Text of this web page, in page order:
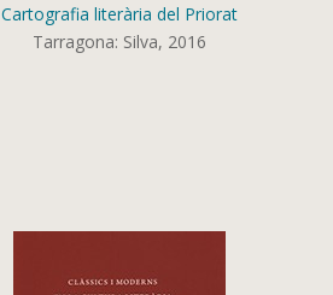
Cartografia literària del Priorat
Tarragona: Silva, 2016